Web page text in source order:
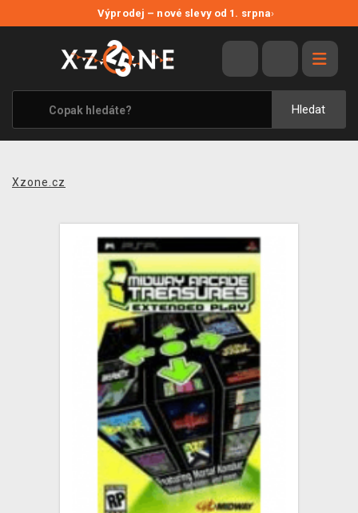
Výprodej – nové slevy od 1. srpna›
Hledat
VÝPRODEJ
VIDEOHRY
XZONE ORIGINALS
TÉMATIKY
SPOLEČENSKÉ HRY
XZONE KLUB
TCG & BOARDGAME HUB
VÝKUP HER (BAZAR)
Xzone.cz